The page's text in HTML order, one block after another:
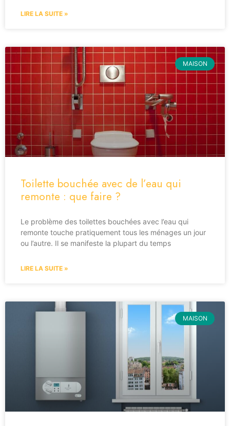
LIRE LA SUITE »
MAISON
Toilette bouchée avec de l’eau qui
remonte : que faire ?
Le problème des toilettes bouchées avec l’eau qui
remonte touche pratiquement tous les ménages un jour
ou l’autre. Il se manifeste la plupart du temps
LIRE LA SUITE »
MAISON